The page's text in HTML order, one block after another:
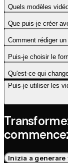
Quels modèles
Que puis-je créer
Comment rédiger
Puis-je choisir le
Qu'est-ce qui
Puis-je utiliser les
Inizia a generare